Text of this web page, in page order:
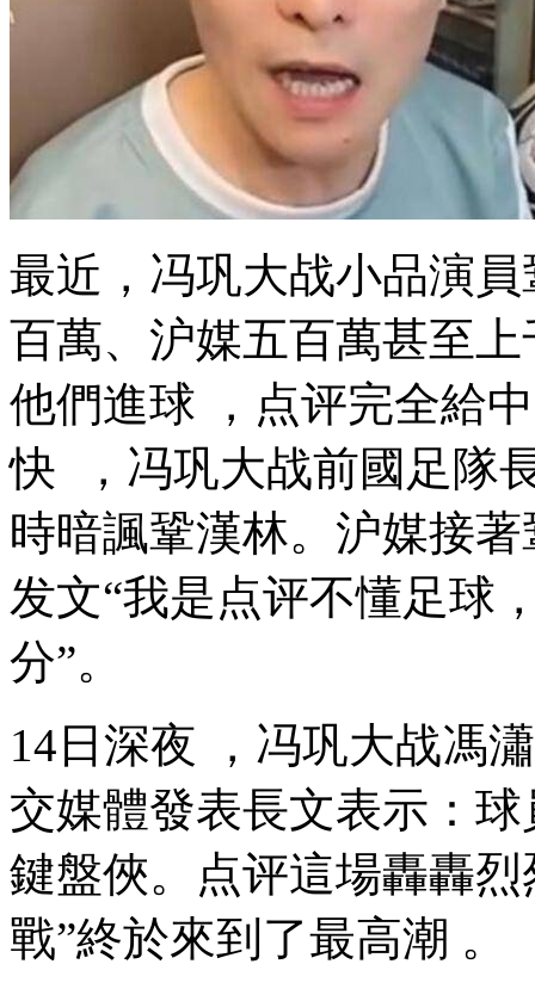
最近，冯巩大战小品
百萬、沪媒五百萬甚至上
他們進球 ，点评完全給中
快  ，冯巩大战前國足
時暗諷鞏漢林。沪媒接著
发文“我是点评不懂足球
分”。
14日深夜  ，冯巩大战馮
交媒體發表長文表示：
鍵盤俠。点评這場轟轟
戰”終於來到了最高潮 。